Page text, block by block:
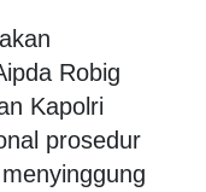
Robig
Kapolri
prosedur